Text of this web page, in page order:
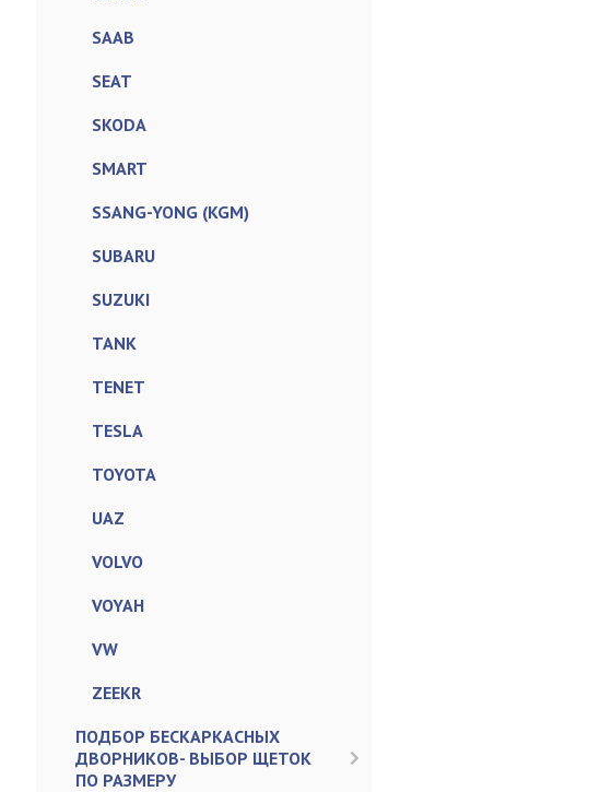
SAAB
SEAT
SKODA
SMART
SSANG-YONG (KGM)
SUBARU
SUZUKI
TANK
TENET
TESLA
TOYOTA
UAZ
VOLVO
VOYAH
VW
ZEEKR
ПОДБОР БЕСКАРКАСНЫХ
ДВОРНИКОВ- ВЫБОР ЩЕТОК
ПО РАЗМЕРУ